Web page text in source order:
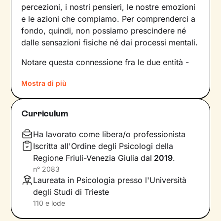
percezioni, i nostri pensieri, le nostre emozioni
e le azioni che compiamo. Per comprenderci a
fondo, quindi, non possiamo prescindere né
dalle sensazioni fisiche né dai processi mentali.
Notare questa connessione fra le due entità -
situazioni in cui il benessere corporeo o la sua
mancanza sono direttamente coinvolti, ma si
tratta di una dinamica che è sempre presente.
necessario per comprenderne i meccanismi,
per poi interveniree migliorare il
funzionamento mente-organismo.
Scopriremo allora che ilnostro corpo ci parla
ogni giorno, ci manda segnali spesso molto
forti che sta a noi cogliere e interpretare. A
Mostra di più
Curriculum
Ha lavorato come libera/o professionista
Iscritta all'Ordine degli Psicologi della
Regione Friuli-Venezia Giulia dal 2019.
n° 2083
Laureata in Psicologia presso l'Università
degli Studi di Trieste
110 e lode